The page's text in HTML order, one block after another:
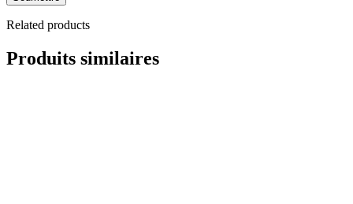
Related products
Produits similaires